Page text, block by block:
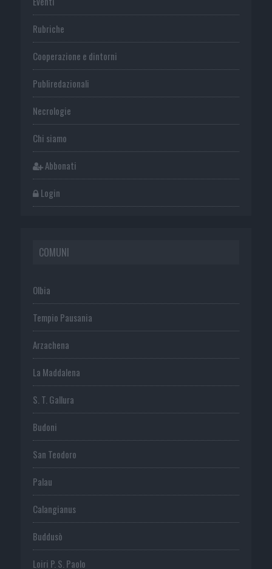
Rubriche
Cooperazione e dintorni
Publiredazionali
Necrologie
Chi siamo
Abbonati
Login
COMUNI
Olbia
Tempio Pausania
Arzachena
La Maddalena
S. T. Gallura
Budoni
San Teodoro
Palau
Calangianus
Buddusò
Loiri P. S. Paolo